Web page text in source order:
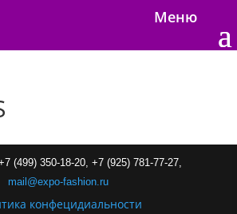
Меню
(499) 350-18-20, +7 (925) 781-77-27,
mail @expo-fashion.ru
конфецидиальности